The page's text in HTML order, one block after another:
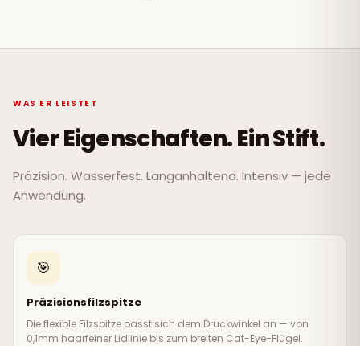
WAS ER LEISTET
Vier Eigenschaften. Ein Stift.
Präzision. Wasserfest. Langanhaltend. Intensiv — jede
Anwendung.
🎯
Präzisionsfilzspitze
Die flexible Filzspitze passt sich dem Druckwinkel an — von
0,1mm haarfeiner Lidlinie bis zum breiten Cat-Eye-Flügel.